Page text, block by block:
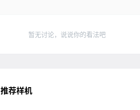
暂无讨论，说说你的看法吧
推荐样机